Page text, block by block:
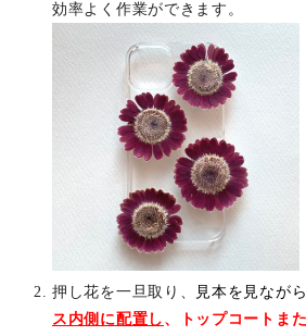
効率よく作業ができます。
押し花を一旦取り、 見本を見なが
ス 内側に配置し 、トップコートま